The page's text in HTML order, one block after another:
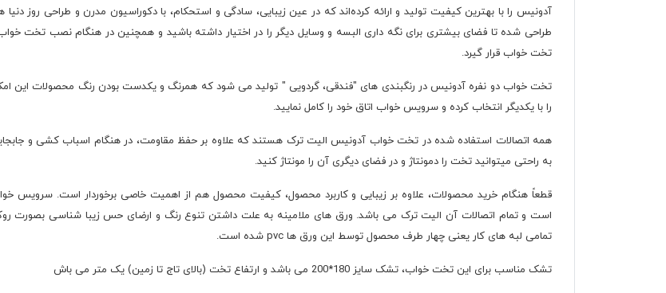
آدونیس را با بهترین کیفیت تولید و ارائه کرده‌اند که در عین زیبایی، سادگی و استحکام، با دکوراسیون مدرن و طراحی
طراحی‌ شده تا فضای بیشتری برای نگه داری البسه و وسایل دیگر را در اختیار داشته باشید و همچنین در هنگام نصب
تخت خواب قرار گیرد.
تخت خواب دو نفره آدونیس در رنگبندی های "فندقی، گردویی " تولید می شود که همرنگ و یکدست بودن رنگ محصولات این
را با یکدیگر انتخاب کرده و سرویس خواب اتاق خود را کامل نمایید.
همه اتصالات استفاده شده در تخت خواب آدونیس الیت ترک هستند که علاوه بر حفظ مقاومت، در هنگام اسباب کشی و
به راحتی میتوانید تخت را دمونتاژ و در فضای دیگری آن را مونتاژ کنید.
قطعاً هنگام خرید محصولات، علاوه بر زیبایی و کاربرد محصول، کیفیت محصول هم از اهمیت خاصی برخوردار است. سرویس
است و تمام اتصالات آن الیت ترک می باشد. ورق های ملامینه به علت داشتن تنوع رنگ و ارضای حس زیبا شناسی بصورت روکش
تمامی لبه های کار یعنی چهار طرف محصول توسط این ورق ها pvc شده است.
تشک مناسب برای این تخت خواب، تشک سایز 180*200 می باشد و ارتفاع تخت (بالای تاج تا زمین) یک متر می باش